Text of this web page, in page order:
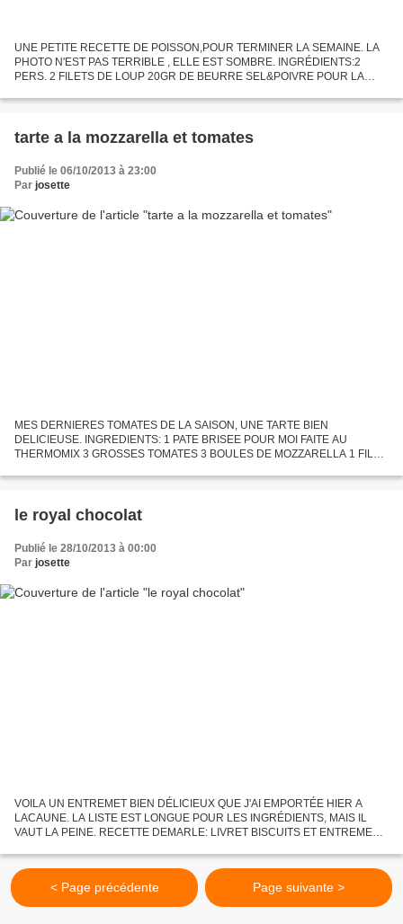
UNE PETITE RECETTE DE POISSON,POUR TERMINER LA SEMAINE. LA
PHOTO N'EST PAS TERRIBLE , ELLE EST SOMBRE. INGRÉDIENTS:2
PERS. 2 FILETS DE LOUP 20GR DE BEURRE SEL&POIVRE POUR LA
FARINE 1/2C A CAFÉ...
tarte a la mozzarella et tomates
Publié le 06/10/2013 à 23:00
Par josette
MES DERNIERES TOMATES DE LA SAISON, UNE TARTE BIEN
DELICIEUSE. INGREDIENTS: 1 PATE BRISEE POUR MOI FAITE AU
THERMOMIX 3 GROSSES TOMATES 3 BOULES DE MOZZARELLA 1 FILET
PREPARATION: préchauffer le...
le royal chocolat
Publié le 28/10/2013 à 00:00
Par josette
VOILA UN ENTREMET BIEN DÉLICIEUX QUE J'AI EMPORTÉE HIER A
LACAUNE. LA LISTE EST LONGUE POUR LES INGRÉDIENTS, MAIS IL
VAUT LA PEINE. RECETTE DEMARLE: LIVRET BISCUITS ET ENTREMETS.
SUCRE ROUX 45GR...
< Page précédente Page suivante >